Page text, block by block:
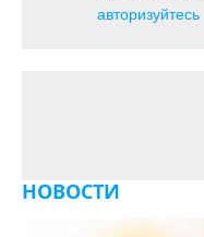
авторизуйтесь
НОВОСТИ